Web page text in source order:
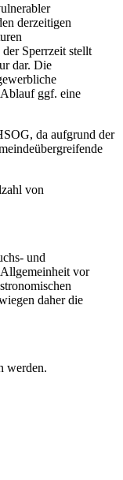
derzeitigen
Sperrzeit stellt
dar. Die
ggf. eine
da aufgrund der
von
und
vor
daher die
werden.